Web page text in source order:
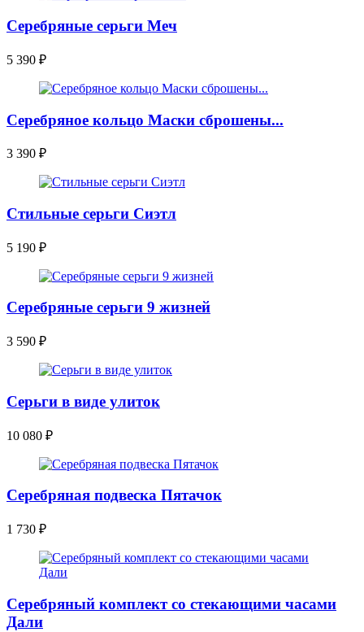
Серебряные серьги Меч
5 390 ₽
Серебряное кольцо Маски сброшены...
3 390 ₽
Стильные серьги Сиэтл
5 190 ₽
Серебряные серьги 9 жизней
3 590 ₽
Серьги в виде улиток
10 080 ₽
Серебряная подвеска Пятачок
1 730 ₽
Серебряный комплект со стекающими часами
Дали